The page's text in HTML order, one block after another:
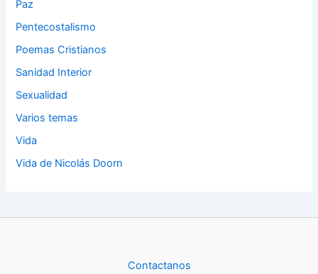
Paz
Pentecostalismo
Poemas Cristianos
Sanidad Interior
Sexualidad
Varios temas
Vida
Vida de Nicolás Doorn
Contactanos